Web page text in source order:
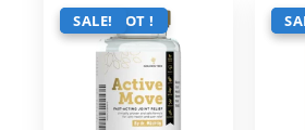
ANGEBOT !
SALE!